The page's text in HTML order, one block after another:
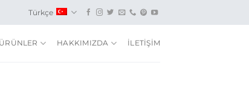
Türkçe
HAKKIMIZDA İLETİŞİM